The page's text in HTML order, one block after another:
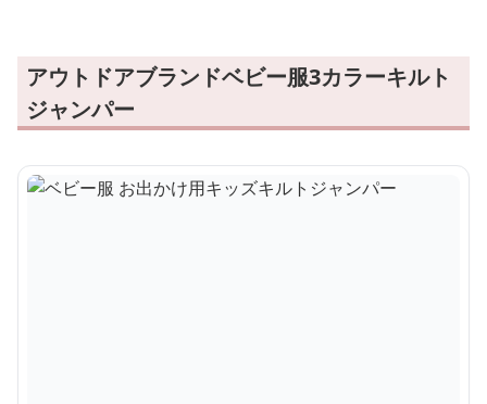
アウトドアブランドベビー服3カラーキルト
ジャンパー